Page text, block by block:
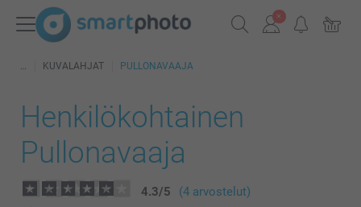
KUVALAHJAT PULLONAVAAJA
Henkilökohtainen
Pullonavaaja
4.3/5 (4 arvostelut)